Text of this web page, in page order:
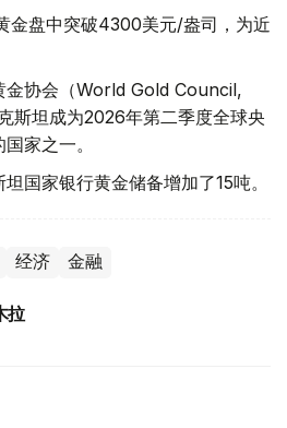
金盘中突破4300美元/盎司，为近
金协会（World Gold Council,
斯坦成为2026年第二季度全球央
家之一。
国家银行黄金储备增加了15吨。
经济 金融
拉